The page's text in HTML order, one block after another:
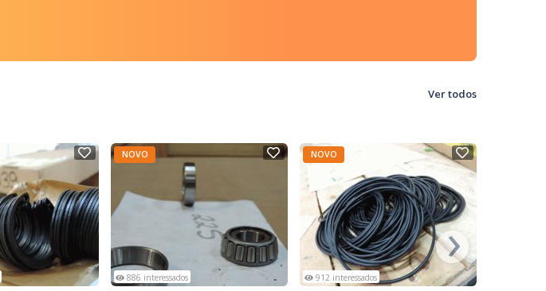
Ver todos
NOVO
886 interessados
NOVO
912 interessados
›